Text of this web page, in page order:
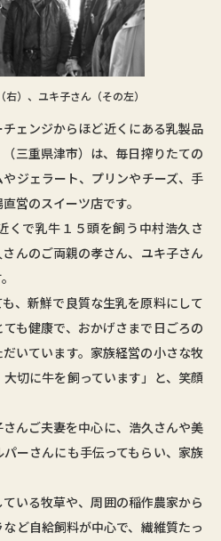
）、ユキ子さん（その左）
ェンジからほど近くにある乳製品
三重県津市）は、毎日搾りたての
ジェラート、プリンやチーズ、手
営のスイーツ店です。
くで乳牛１５頭を飼う中村浩久さ
んのご両親の孝さん、ユキ子さん
、新鮮で良質な生乳を原料にして
も健康で、おかげさまで日ごろの
いています。家族経営の小さな牧
切に牛を飼っています」と、笑顔
んご夫妻を中心に、浩久さんや美
ーさんにも手伝ってもらい、家族
いる牧草や、周囲の稲作農家から
ど自給飼料が中心で、繊維質たっ